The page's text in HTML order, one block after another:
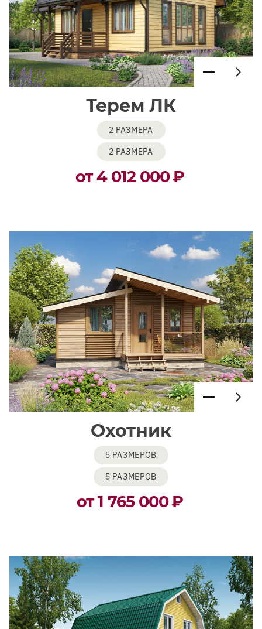
Терем ЛК
2 РАЗМЕРА
2 РАЗМЕРА
от 4 012 000₽
Охотник
5 РАЗМЕРОВ
5 РАЗМЕРОВ
от 1 765 000₽